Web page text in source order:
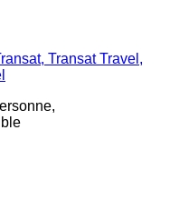
Transat Travel,